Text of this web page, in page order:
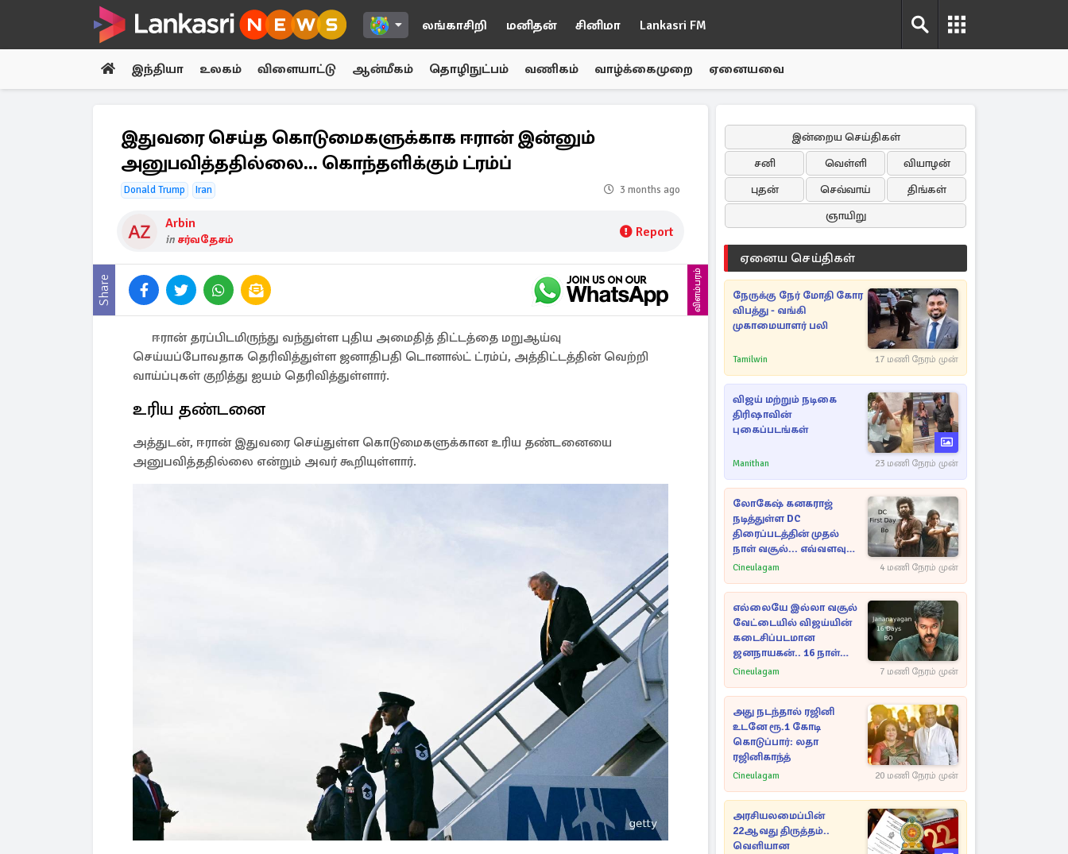
லங்காசிறி மனிதன் சினிமா Lankasri FM
இந்தியா உலகம் விளையாட்டு ஆன்மீகம் தொழிநுட்பம் வணிகம் வாழ்க்கைமுறை ஏனையவை
இதுவரை செய்த கொடுமைகளுக்காக ஈரான் இன்னும்
அனுபவித்ததில்லை... கொந்தளிக்கும் ட்ரம்ப்
Donald Trump Iran 3 months ago
Arbin
in சர்வதேசம் Report
Share விளம்பரம்
ஈரான் தரப்பிடமிருந்து வந்துள்ள புதிய அமைதித் திட்டத்தை மறுஆய்வு
செய்யப்போவதாக தெரிவித்துள்ள ஜனாதிபதி டொனால்ட் ட்ரம்ப், அத்திட்டத்தின் வெற்றி
வாய்ப்புகள் குறித்து ஐயம் தெரிவித்துள்ளார்.
உரிய தண்டனை
அத்துடன், ஈரான் இதுவரை செய்துள்ள கொடுமைகளுக்கான உரிய தண்டனையை
அனுபவித்ததில்லை என்றும் அவர் கூறியுள்ளார்.
இன்றைய செய்திகள்
சனி
வெள்ளி
வியாழன்
புதன்
செவ்வாய்
திங்கள்
ஞாயிறு
ஏனைய செய்திகள்
நேருக்கு நேர் மோதி கோர
விபத்து - வங்கி
முகாமையாளர் பலி
Tamilwin 17 மணி நேரம் முன்
விஜய் மற்றும் நடிகை
திரிஷாவின்
புகைப்படங்கள்
Manithan 23 மணி நேரம் முன்
லோகேஷ் கனகராஜ்
நடித்துள்ள DC
திரைப்படத்தின் முதல்
நாள் வசூல்... எவ்வளவு
தெரியுமா?
Cineulagam 4 மணி நேரம் முன்
எல்லையே இல்லா வசூல்
வேட்டையில் விஜய்யின்
கடைசிப்படமான
ஜனநாயகன்.. 16 நாள்
பாக்ஸ் ஆபிஸ்
Cineulagam 7 மணி நேரம் முன்
அது நடந்தால் ரஜினி
உடனே ரூ.1 கோடி
கொடுப்பார்: லதா
ரஜினிகாந்த்
Cineulagam 20 மணி நேரம் முன்
அரசியலமைப்பின்
22ஆவது திருத்தம்..
வெளியான